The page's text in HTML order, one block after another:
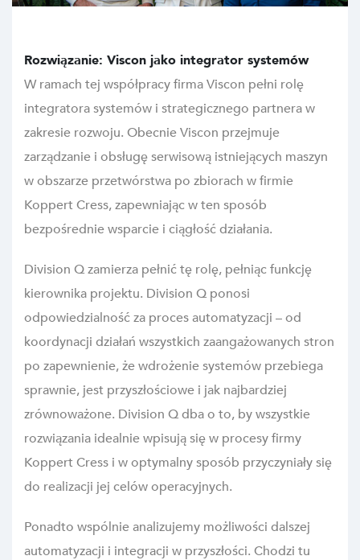
Rozwiązanie: Viscon jako integrator systemów
W ramach tej współpracy firma Viscon pełni rolę
integratora systemów i strategicznego partnera w
zakresie rozwoju. Obecnie Viscon przejmuje
zarządzanie i obsługę serwisową istniejących maszyn
w obszarze przetwórstwa po zbiorach w firmie
Koppert Cress, zapewniając w ten sposób
bezpośrednie wsparcie i ciągłość działania.
Division Q zamierza pełnić tę rolę, pełniąc funkcję
kierownika projektu. Division Q ponosi
odpowiedzialność za proces automatyzacji – od
koordynacji działań wszystkich zaangażowanych stron
po zapewnienie, że wdrożenie systemów przebiega
sprawnie, jest przyszłościowe i jak najbardziej
zrównoważone. Division Q dba o to, by wszystkie
rozwiązania idealnie wpisują się w procesy firmy
Koppert Cress i w optymalny sposób przyczyniały się
do realizacji jej celów operacyjnych.
Ponadto wspólnie analizujemy możliwości dalszej
automatyzacji i integracji w przyszłości. Chodzi tu